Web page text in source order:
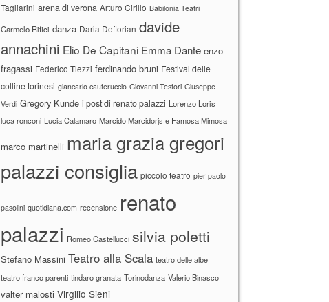
Tagliarini arena di verona Arturo Cirillo Babilonia Teatri
Carmelo Rifici danza Daria Deflorian davide
annachini Elio De Capitani Emma Dante enzo
fragassi Federico Tiezzi ferdinando bruni Festival delle
colline torinesi giancarlo cauteruccio Giovanni Testori Giuseppe
Verdi Gregory Kunde i post di renato palazzi Lorenzo Loris
luca ronconi Lucia Calamaro Marcido Marcidorjs e Famosa Mimosa
marco martinelli maria grazia gregori
palazzi consiglia piccolo teatro pier paolo
pasolini quotidiana.com recensione renato
palazzi Romeo Castellucci silvia poletti
Stefano Massini Teatro alla Scala teatro delle albe
teatro franco parenti tindaro granata Torinodanza Valerio Binasco
valter malosti Virgilio Sieni